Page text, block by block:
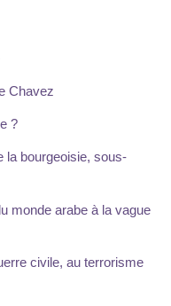
Chavez
?
la bourgeoisie, sous-
monde arabe à la vague
civile, au terrorisme